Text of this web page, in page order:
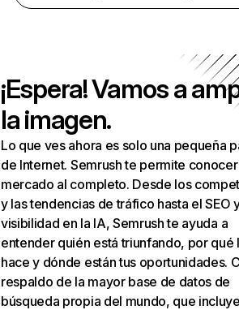
¡Espera! Vamos a
la imagen.
Lo que ves ahora es solo una pequeña
de Internet. Semrush te permite
mercado al completo. Desde los
y las tendencias de tráfico hasta el SEO
visibilidad en la IA, Semrush te ayuda a
entender quién está triunfando, por qué
hace y dónde están tus oportunidades.
respaldo de la mayor base de datos de
búsqueda propia del mundo, que